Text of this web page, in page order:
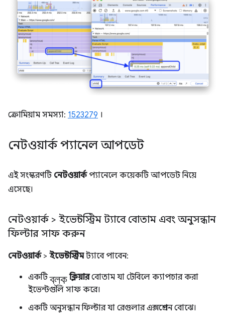
ক্রোমিয়াম সমস্যা: 1523279 ।
নেটওয়ার্ক প্যানেল আপডেট
এই সংস্করণটি নেটওয়ার্কপ্যানেলে কয়েকটি আপডেট নিয়ে
এসেছে।
নেটওয়ার্ক > ইভেন্টস্ট্রিম ট্যাবে বোতাম এবং অনুসন্ধান
ফিল্টার সাফ করুন
নেটওয়ার্ক> ইভেন্টস্ট্রিমট্যাবে পাবেন:
একটিব্লক ক্লিয়ারবোতাম যা টেবিলে ক্যাপচার করা
ইভেন্টগুলি সাফ করে।
একটি অনুসন্ধান ফিল্টার যা রেগুলার এক্সপ্রেশন বোঝে।